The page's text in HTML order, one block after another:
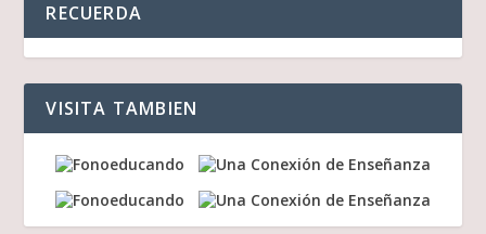
RECUERDA
VISITA TAMBIEN